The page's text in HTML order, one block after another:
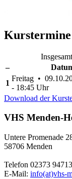
Kurstermine
–
1
Freitag •
- 18:45 Uhr
Download der
VHS Menden-
Untere Promenade
58706 Menden
Telefon 02373
E-Mail: info(at)vhs-